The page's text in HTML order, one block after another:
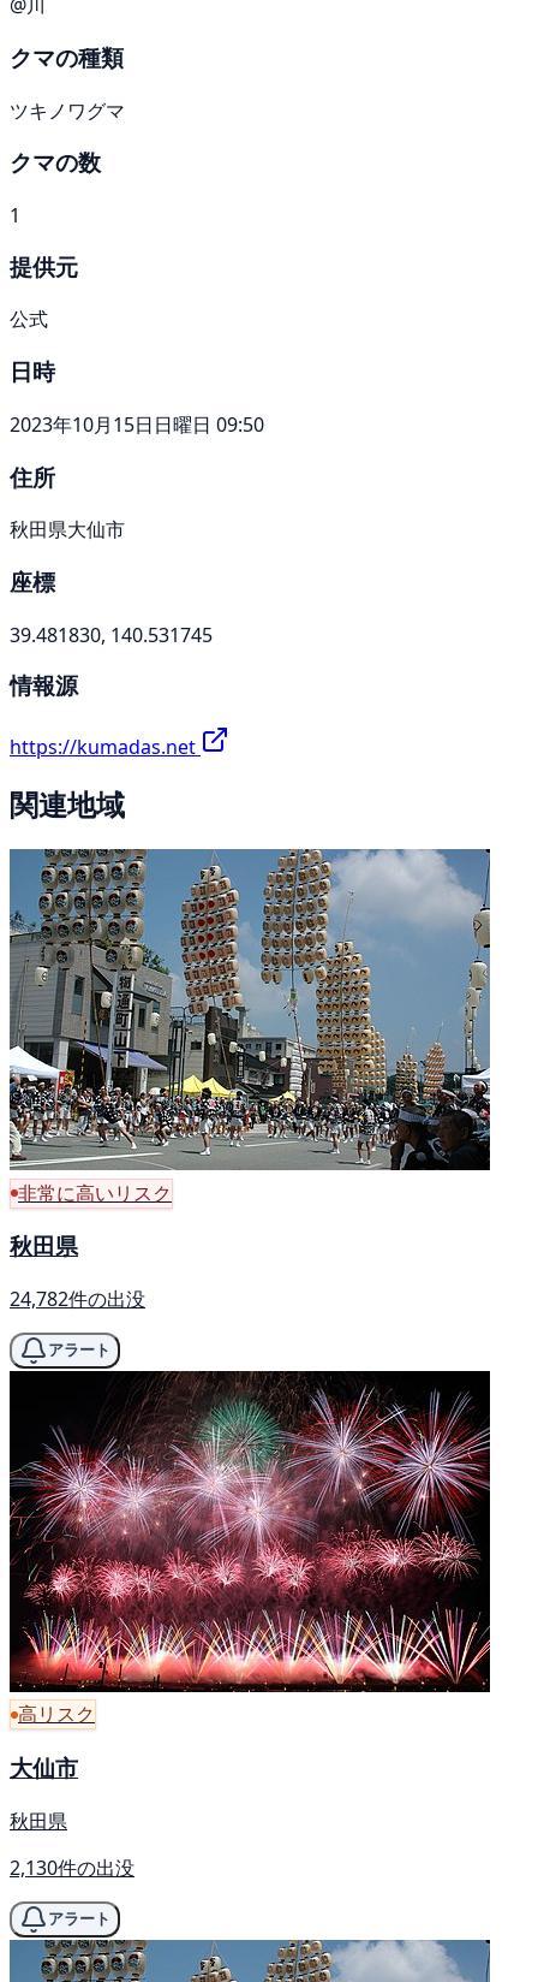
クマの種類
ツキノワグマ
クマの数
1
提供元
公式
日時
2023年10月15日日曜日 09:50
住所
秋田県大仙市
座標
39.481830, 140.531745
情報源
https://kumadas.net
関連地域
非常に高いリスク
秋田県
24,782件の出没
アラート
高リスク
大仙市
秋田県
2,130件の出没
アラート